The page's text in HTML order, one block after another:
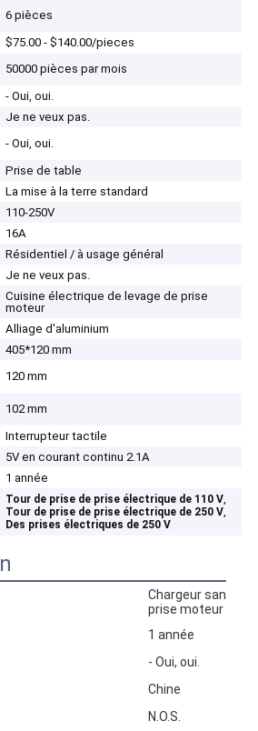
6 pièces
$75.00 - $140.00/pieces
50000 pièces par mois
- Oui, oui.
Je ne veux pas.
- Oui, oui.
Prise de table
La mise à la terre standard
110-250V
16A
Résidentiel / à usage général
Je ne veux pas.
Cuisine électrique de levage de prise
moteur
Alliage d'aluminium
405*120 mm
120 mm
102 mm
Interrupteur tactile
5V en courant continu 2.1A
1 année
Tour de prise de prise électrique de 110 V,
Tour de prise de prise électrique de 250 V,
Des prises électriques de 250 V
Chargeur sans fil
prise moteur
1 année
- Oui, oui.
Chine
N.O.S.